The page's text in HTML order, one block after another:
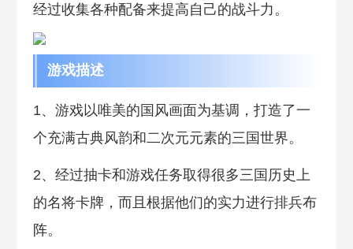
经过收集各种配备来提高自己的战斗力。
游戏描述
1、游戏以唯美的国风画面为基调，打造了一
个充满古典风韵和二次元元素的三国世界。
2、经过抽卡和游戏任务取得很多三国历史上
的名将卡牌，而且根据他们的实力进行排兵布
阵。